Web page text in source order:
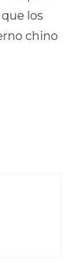
los
chino